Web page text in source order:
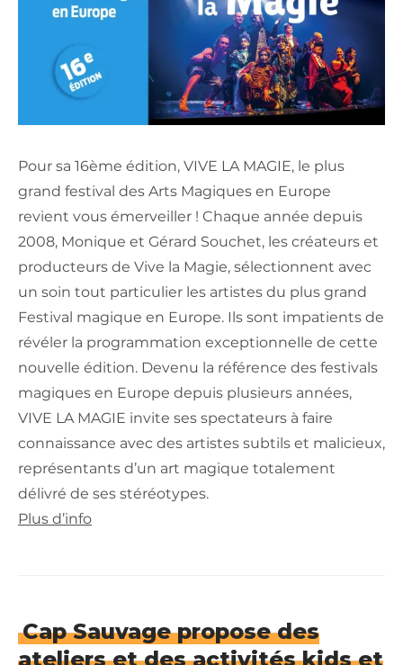
Pour sa 16ème édition, VIVE LA MAGIE, le plus
grand festival des Arts Magiques en Europe
revient vous émerveiller ! Chaque année depuis
2008, Monique et Gérard Souchet, les créateurs et
producteurs de Vive la Magie, sélectionnent avec
un soin tout particulier les artistes du plus grand
Festival magique en Europe. Ils sont impatients de
révéler la programmation exceptionnelle de cette
nouvelle édition. Devenu la référence des festivals
magiques en Europe depuis plusieurs années,
VIVE LA MAGIE invite ses spectateurs à faire
connaissance avec des artistes subtils et malicieux,
représentants d’un art magique totalement
délivré de ses stéréotypes.
Plus d’info
Cap Sauvage propose des
ateliers et des activités kids et